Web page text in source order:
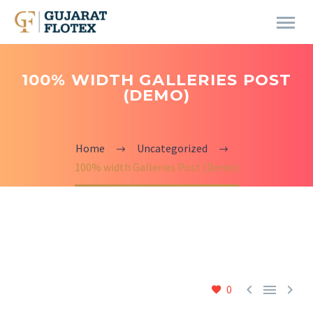
100% WIDTH GALLERIES POST
(DEMO)
Home
Uncategorized
100% width Galleries Post (Demo)
0   